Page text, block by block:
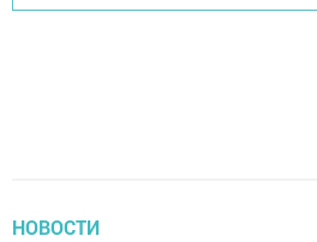
НОВОСТИ